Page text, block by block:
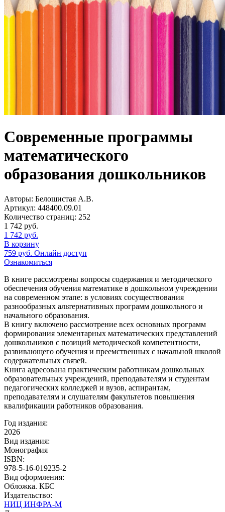
Современные программы
математического
образования дошкольников
Авторы: Белошистая А.В.
Артикул: 448400.09.01
Количество страниц: 252
1 742 руб.
1 742 руб.
В корзину
759 руб. Онлайн доступ
Ознакомиться
В книге рассмотрены вопросы содержания и методического
обеспечения обучения математике в дошкольном учреждении
на современном этапе: в условиях сосуществования
разнообразных альтернативных программ дошкольного и
начального образования.
В книгу включено рассмотрение всех основных программ
формирования элементарных математических представлений
дошкольников с позиций методической компетентности,
развивающего обучения и преемственных с начальной школой
содержательных связей.
Книга адресована практическим работникам дошкольных
образовательных учреждений, преподавателям и студентам
педагогических колледжей и вузов, аспирантам,
преподавателям и слушателям факультетов повышения
квалификации работников образования.
Год издания:
2026
Вид издания:
Монография
ISBN:
978-5-16-019235-2
Вид оформления:
Обложка. КБС
Издательство:
НИЦ ИНФРА-М